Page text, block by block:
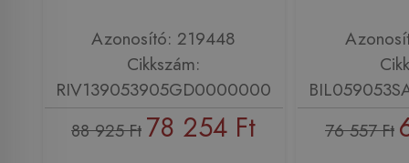
Azonosító: 219448
Cikkszám:
RIV139053905GD0000000
88 925 Ft 78 254 Ft 76 557 Ft